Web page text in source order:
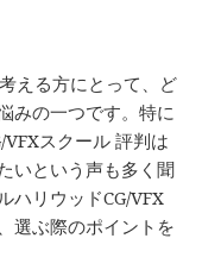
える方にとって、ど
みの一つです。特に
スクール 評判は
いという声も多く聞
ハリウッドCG/VFX
選ぶ際のポイントを